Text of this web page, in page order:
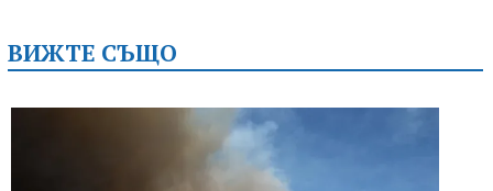
ВИЖТЕ СЪЩО